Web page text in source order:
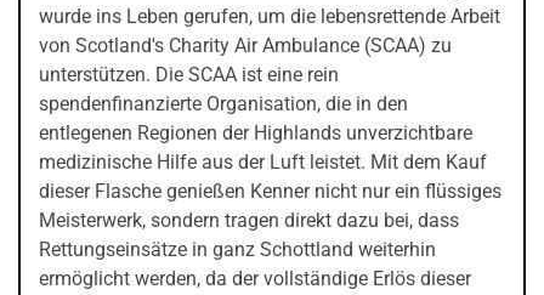
wurde ins Leben gerufen, um die lebensrettende Arbeit
von Scotland's Charity Air Ambulance (SCAA) zu
unterstützen. Die SCAA ist eine rein
spendenfinanzierte Organisation, die in den
entlegenen Regionen der Highlands unverzichtbare
medizinische Hilfe aus der Luft leistet. Mit dem Kauf
dieser Flasche genießen Kenner nicht nur ein flüssiges
Meisterwerk, sondern tragen direkt dazu bei, dass
Rettungseinsätze in ganz Schottland weiterhin
ermöglicht werden, da der vollständige Erlös dieser